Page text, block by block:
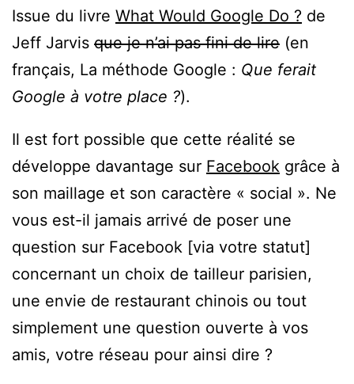
Issue du livre What Would Google Do ? de
Jeff Jarvis que je n’ai pas fini de lire (en
français, La méthode Google : Que ferait
Google à votre place ?).
Il est fort possible que cette réalité se
développe davantage sur Facebook grâce à
son maillage et son caractère « social ». Ne
vous est-il jamais arrivé de poser une
question sur Facebook [via votre statut]
concernant un choix de tailleur parisien,
une envie de restaurant chinois ou tout
simplement une question ouverte à vos
amis, votre réseau pour ainsi dire ?